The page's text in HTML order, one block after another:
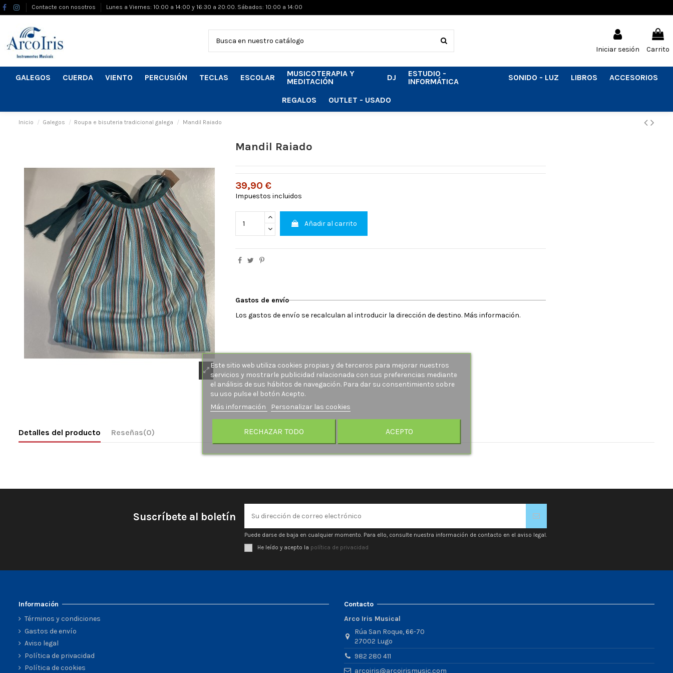
Contacte con nosotros Lunes a Viernes: 10:00 a 14:00 y 16:30 a 20:00. Sábados: 10:00 a 14:00
Iniciar sesión Carrito
GALEGOS CUERDA VIENTO PERCUSIÓN TECLAS ESCOLAR
MUSICOTERAPIA Y
MEDITACIÓN
DJ
ESTUDIO -
INFORMÁTICA
SONIDO - LUZ LIBROS ACCESORIOS
REGALOS OUTLET - USADO
Inicio Galegos Roupa e bisuteria tradicional galega Mandil Raiado
Mandil Raiado
39,90 €
Impuestos incluidos
Añadir al carrito
Gastos de envío
Los gastos de envío se recalculan al introducir la dirección de destino. Más información.
Detalles del producto Reseñas(0)
Suscríbete al boletín
Puede darse de baja en cualquier momento. Para ello, consulte nuestra información de contacto en el aviso legal.
He leído y acepto la política de privacidad
Información
Términos y condiciones
Gastos de envío
Aviso legal
Política de privacidad
Política de cookies
Contacto
Arco Iris Musical
Rúa San Roque, 66-70
27002 Lugo
982 280 411
arcoiris@arcoirismusic.com
Este sitio web utiliza cookies propias y de terceros para mejorar nuestros
servicios y mostrarle publicidad relacionada con sus preferencias mediante
el análisis de sus hábitos de navegación. Para dar su consentimiento sobre
su uso pulse el botón Acepto.
Más información
Personalizar las cookies
RECHAZAR TODO ACEPTO